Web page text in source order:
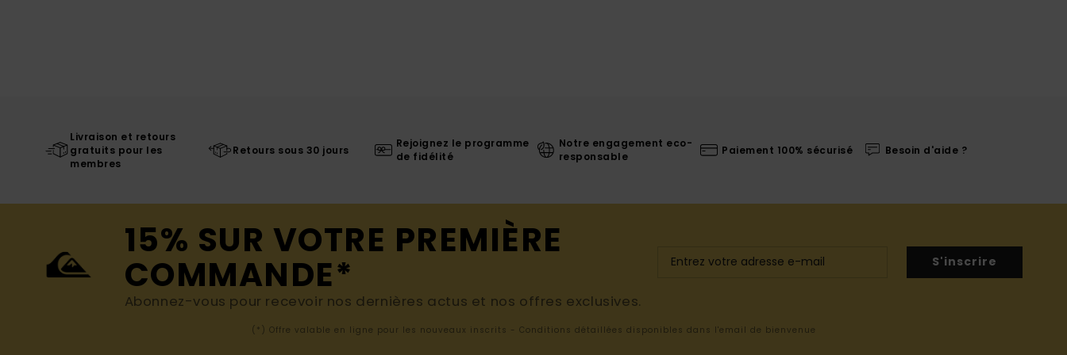
Livraison et retours
gratuits pour les
membres
Retours sous 30 jours
Rejoignez le programme
de fidélité
Notre engagement eco-
responsable
Paiement 100% sécurisé Besoin d'aide ?
15% SUR VOTRE PREMIÈRE
COMMANDE*
Abonnez-vous pour recevoir nos dernières actus et nos offres exclusives.
S'inscrire
(*) Offre valable en ligne pour les nouveaux inscrits - Conditions détaillées disponibles dans l'email de bienvenue